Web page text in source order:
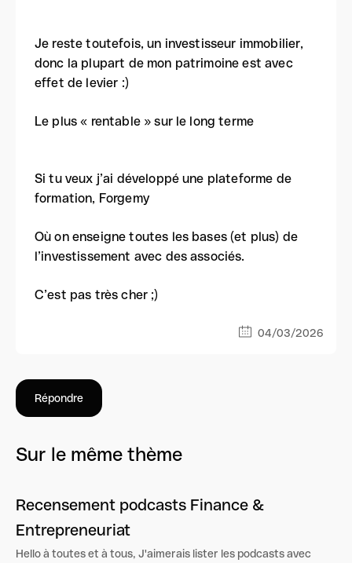
Je reste toutefois, un investisseur immobilier,
donc la plupart de mon patrimoine est avec
effet de levier :)
Le plus « rentable » sur le long terme
Si tu veux j’ai développé une plateforme de
formation, Forgemy
Où on enseigne toutes les bases (et plus) de
l’investissement avec des associés.
C’est pas très cher ;)
04/03/2026
Répondre
Sur le même thème
Recensement podcasts Finance &
Entrepreneuriat
Hello à toutes et à tous, J'aimerais lister les podcasts avec